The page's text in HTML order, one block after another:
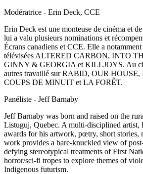
Modératrice - Erin Deck, CCE
Erin Deck est une monteuse de cinéma et
lui a valu plusieurs nominations et
Écrans canadiens et CCE. Elle a notamment
télévisées ALTERED CARBON, INTO
GINNY & GEORGIA et KILLJOYS. Au
autres travaillé sur RABID, OUR
COUPS DE MINUIT et LA FORÊT.
Panéliste - Jeff Barnaby
Jeff Barnaby was born and raised on the
Listuguj, Quebec. A multi-disciplined artist,
awards for his artwork, pœtry, short stories,
work provides a bare-knuckled view of
defying stereotypical treatments of First
horror/sci-fi tropes to explore themes of
Indigenous futurism.